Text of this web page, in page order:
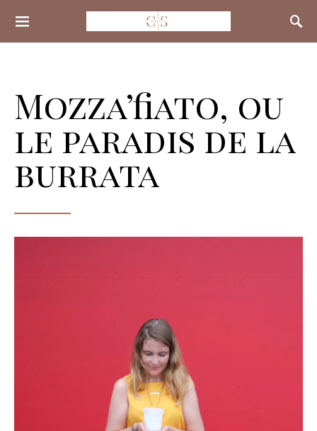
Search for:
Mozza’fiato, ou
le paradis de la
burrata